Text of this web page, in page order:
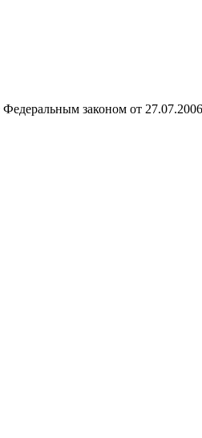
Федеральным законом от